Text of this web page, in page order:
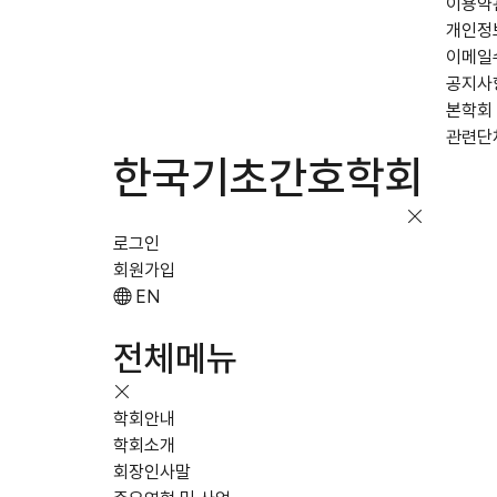
개인정
이메일
공지사
본학회
관련단
한국기초간호학회
로그인
회원가입
EN
전체메뉴
학회안내
학회소개
회장인사말